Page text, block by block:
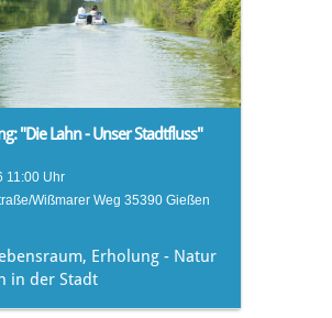
"Die Lahn - Unser Stadtfluss"
11:00 Uhr
Wißmarer Weg 35390 Gießen
Erholung - Natur
in der Stadt